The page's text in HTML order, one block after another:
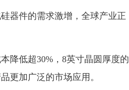
器件的需求激增，全球产业正
低超30%，8英寸晶圆厚度的
更加广泛的市场应用。